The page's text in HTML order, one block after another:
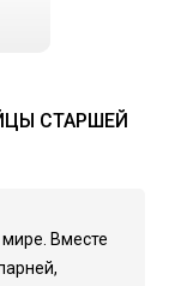
СТАРШЕЙ
Вместе